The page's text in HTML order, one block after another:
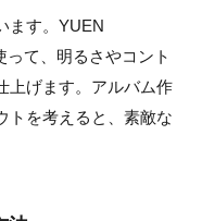
ます。YUEN
て、明るさやコント
上げます。アルバム作
トを考えると、素敵な